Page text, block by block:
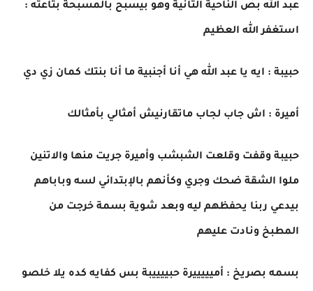
عبد الله بص الناحية التانية وهو بيسبح بالمسبحة بتاعته :
استغفر الله العظيم
حبيبة : ايه يا عبد الله هي أنا أجنبية ما أنا بنتك كمان زي دي
أميرة : اش جاب لجاب ماتقارنيش أمثالي بأمثالك
حبيبة وقفت وقلعت الشبشب وأميرة جريت منها والاتنين
ملوا الشقة ضحك وجري وكأنهم بالإبتدائي لسه وباباهم
بيدعي ربنا يحفظهم ليه وبعد شوية بسمة خرجت من
المطبخ ونادت عليهم
بسمه بصريخ : أميييييرة حبييييبة بس كفايه كده يلا خلصو